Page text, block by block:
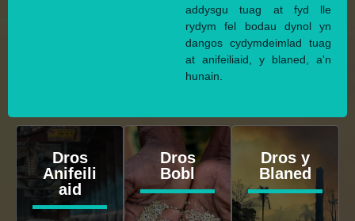
addysgu tuag at fyd lle
rydym fel bodau dynol yn
dangos cydymdeimlad tuag
at anifeiliaid, y blaned, a'n
hunain.
Dros
Anifeili
aid
Dros
Bobl
Dros y
Blaned